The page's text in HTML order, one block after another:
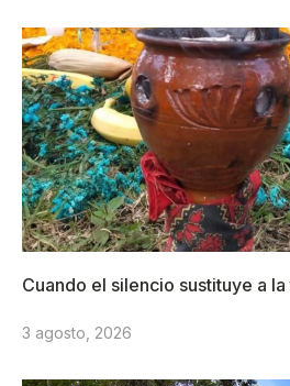
Cuando el silencio sustituye a
3 agosto, 2026